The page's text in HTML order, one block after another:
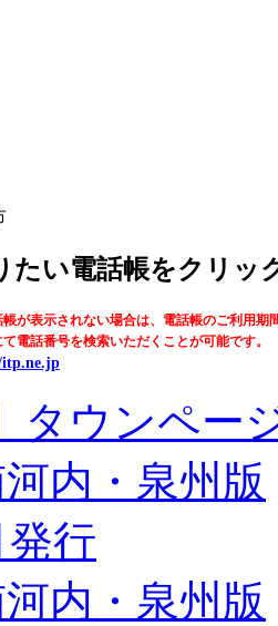
たい電話帳をクリッ
帳が表示されない場合は、電話帳のご利用期
電話番号を検索いただくことが可能です。
内・泉州版